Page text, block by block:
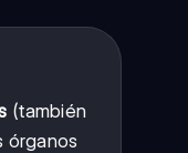
(también
órganos